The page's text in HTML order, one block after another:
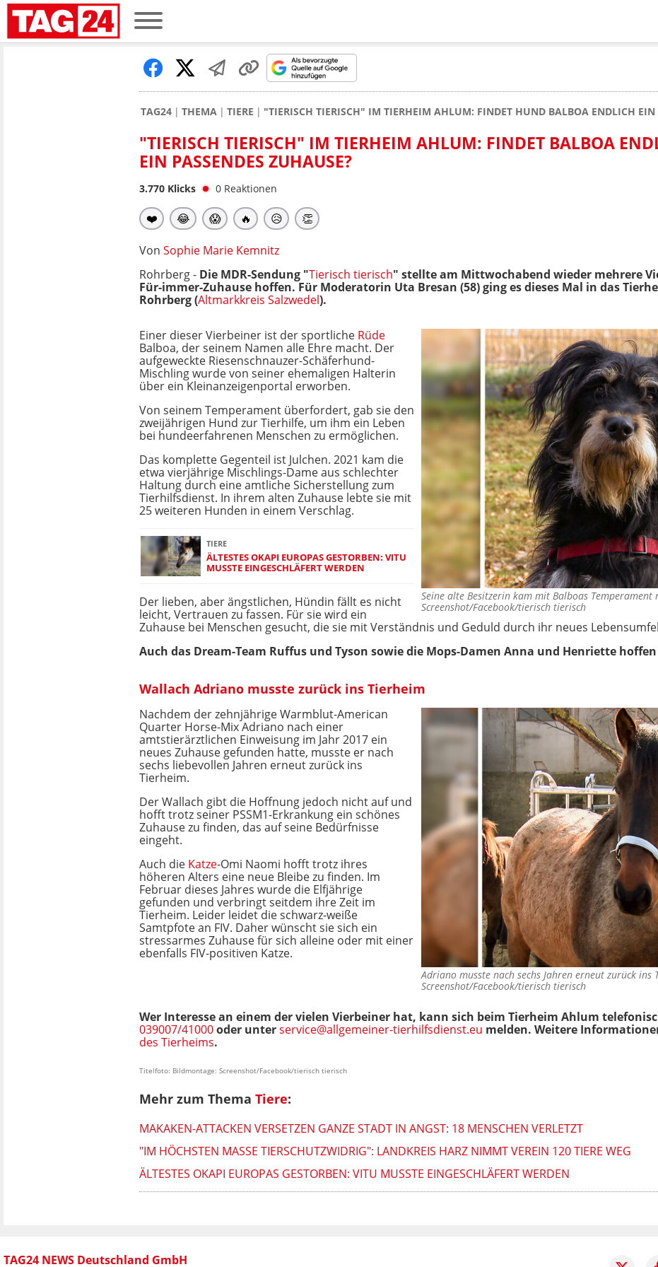
TAG24 THEMA TIERE "TIERISCH TIERISCH" IM TIERHEIM AHLUM: FINDET HUND BALBOA ENDLICH EIN
"TIERISCH TIERISCH" IM TIERHEIM AHLUM: FINDET BALBOA
EIN PASSENDES ZUHAUSE?
3.770 Klicks 0 Reaktionen
❤️ 😂 😱 🔥 😥 👏
Von Sophie Marie Kemnitz
Rohrberg - Die MDR-Sendung "Tierisch tierisch" stellte am Mittwochabend wieder mehrere
Für-immer-Zuhause hoffen. Für Moderatorin Uta Bresan (58) ging es dieses Mal in das
Rohrberg (Altmarkkreis Salzwedel).
Seine alte Besitzerin kam mit Balboas
Screenshot/Facebook/tierisch tierisch
Einer dieser Vierbeiner ist der sportliche Rüde
Balboa, der seinem Namen alle Ehre macht. Der
aufgeweckte Riesenschnauzer-Schäferhund-
Mischling wurde von seiner ehemaligen Halterin
über ein Kleinanzeigenportal erworben.
Von seinem Temperament überfordert, gab sie den
zweijährigen Hund zur Tierhilfe, um ihm ein Leben
bei hundeerfahrenen Menschen zu ermöglichen.
Das komplette Gegenteil ist Julchen. 2021 kam die
etwa vierjährige Mischlings-Dame aus schlechter
Haltung durch eine amtliche Sicherstellung zum
Tierhilfsdienst. In ihrem alten Zuhause lebte sie mit
25 weiteren Hunden in einem Verschlag.
TIERE
ÄLTESTES OKAPI EUROPAS GESTORBEN: VITU
MUSSTE EINGESCHLÄFERT WERDEN
Der lieben, aber ängstlichen, Hündin fällt es nicht
leicht, Vertrauen zu fassen. Für sie wird ein
Zuhause bei Menschen gesucht, die sie mit Verständnis und Geduld durch ihr neues
Auch das Dream-Team Ruffus und Tyson sowie die Mops-Damen Anna und Henriette
Wallach Adriano musste zurück ins Tierheim
Adriano musste nach sechs Jahren erneut zurück
Screenshot/Facebook/tierisch tierisch
Nachdem der zehnjährige Warmblut-American
Quarter Horse-Mix Adriano nach einer
amtstierärztlichen Einweisung im Jahr 2017 ein
neues Zuhause gefunden hatte, musste er nach
sechs liebevollen Jahren erneut zurück ins
Tierheim.
Der Wallach gibt die Hoffnung jedoch nicht auf und
hofft trotz seiner PSSM1-Erkrankung ein schönes
Zuhause zu finden, das auf seine Bedürfnisse
eingeht.
Auch die Katze-Omi Naomi hofft trotz ihres
höheren Alters eine neue Bleibe zu finden. Im
Februar dieses Jahres wurde die Elfjährige
gefunden und verbringt seitdem ihre Zeit im
Tierheim. Leider leidet die schwarz-weiße
Samtpfote an FIV. Daher wünscht sie sich ein
stressarmes Zuhause für sich alleine oder mit einer
ebenfalls FIV-positiven Katze.
Wer Interesse an einem der vielen Vierbeiner hat, kann sich beim Tierheim Ahlum
039007/41000oder unterservice@allgemeiner-tierhilfsdienst.eu melden. Weitere
des Tierheims.
Titelfoto: Bildmontage: Screenshot/Facebook/tierisch tierisch
Mehr zum Thema Tiere:
MAKAKEN-ATTACKEN VERSETZEN GANZE STADT IN ANGST: 18 MENSCHEN VERLETZT
"IM HÖCHSTEN MASSE TIERSCHUTZWIDRIG": LANDKREIS HARZ NIMMT VEREIN 120 TIERE WEG
ÄLTESTES OKAPI EUROPAS GESTORBEN: VITU MUSSTE EINGESCHLÄFERT WERDEN
TAG24 NEWS Deutschland GmbH